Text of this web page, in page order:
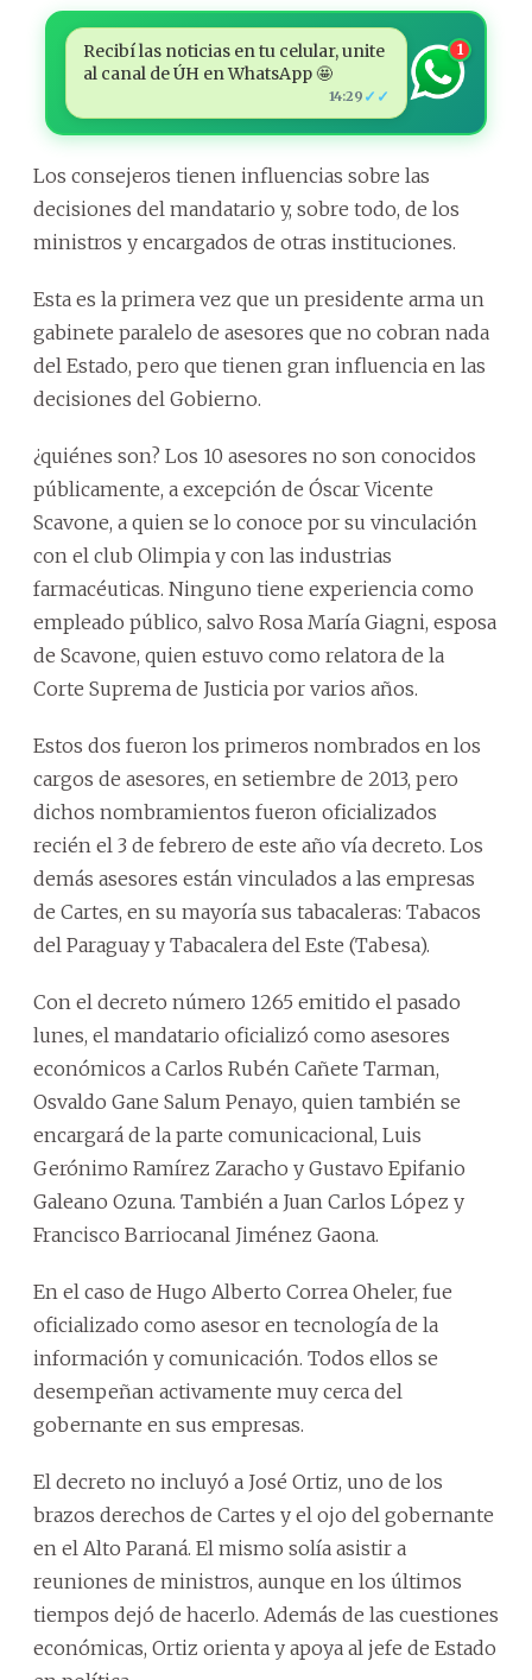
Recibí las noticias en tu celular, unite
al canal de ÚH en WhatsApp 🤩
14:29 ✓✓
1
Los consejeros tienen influencias sobre las
decisiones del mandatario y, sobre todo, de los
ministros y encargados de otras instituciones.
Esta es la primera vez que un presidente arma un
gabinete paralelo de asesores que no cobran nada
del Estado, pero que tienen gran influencia en las
decisiones del Gobierno.
¿quiénes son? Los 10 asesores no son conocidos
públicamente, a excepción de Óscar Vicente
Scavone, a quien se lo conoce por su vinculación
con el club Olimpia y con las industrias
farmacéuticas. Ninguno tiene experiencia como
empleado público, salvo Rosa María Giagni, esposa
de Scavone, quien estuvo como relatora de la
Corte Suprema de Justicia por varios años.
Estos dos fueron los primeros nombrados en los
cargos de asesores, en setiembre de 2013, pero
dichos nombramientos fueron oficializados
recién el 3 de febrero de este año vía decreto. Los
demás asesores están vinculados a las empresas
de Cartes, en su mayoría sus tabacaleras: Tabacos
del Paraguay y Tabacalera del Este (Tabesa).
Con el decreto número 1265 emitido el pasado
lunes, el mandatario oficializó como asesores
económicos a Carlos Rubén Cañete Tarman,
Osvaldo Gane Salum Penayo, quien también se
encargará de la parte comunicacional, Luis
Gerónimo Ramírez Zaracho y Gustavo Epifanio
Galeano Ozuna. También a Juan Carlos López y
Francisco Barriocanal Jiménez Gaona.
En el caso de Hugo Alberto Correa Oheler, fue
oficializado como asesor en tecnología de la
información y comunicación. Todos ellos se
desempeñan activamente muy cerca del
gobernante en sus empresas.
El decreto no incluyó a José Ortiz, uno de los
brazos derechos de Cartes y el ojo del gobernante
en el Alto Paraná. El mismo solía asistir a
reuniones de ministros, aunque en los últimos
tiempos dejó de hacerlo. Además de las cuestiones
económicas, Ortiz orienta y apoya al jefe de Estado